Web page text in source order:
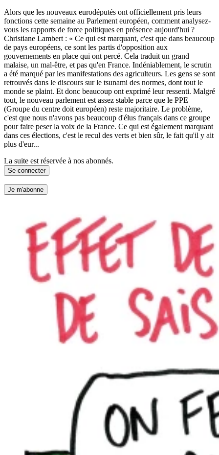
Alors que les nouveaux eurodéputés ont officiellement pris leurs
fonctions cette semaine au Parlement européen, comment analysez-
vous les rapports de force politiques en présence aujourd'hui ?
Christiane Lambert : « Ce qui est marquant, c'est que dans beaucoup
de pays européens, ce sont les partis d'opposition aux
gouvernements en place qui ont percé. Cela traduit un grand
malaise, un mal-être, et pas qu'en France. Indéniablement, le scrutin
a été marqué par les manifestations des agriculteurs. Les gens se sont
retrouvés dans le discours sur le tsunami des normes, dont tout le
monde se plaint. Et donc beaucoup ont exprimé leur ressenti. Malgré
tout, le nouveau parlement est assez stable parce que le PPE
(Groupe du centre doit européen) reste majoritaire. Le problème,
c'est que nous n'avons pas beaucoup d'élus français dans ce groupe
pour faire peser la voix de la France. Ce qui est également marquant
dans ces élections, c'est le recul des verts et bien sûr, le fait qu'il y ait
plus d'eur...
La suite est réservée à nos abonnés.
Se connecter
Je m'abonne